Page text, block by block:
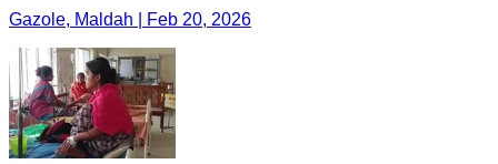
Gazole, Maldah | Feb 20, 2026